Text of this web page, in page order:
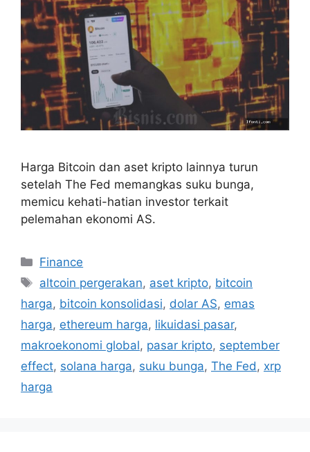
Harga Bitcoin dan aset kripto lainnya turun
setelah The Fed memangkas suku bunga,
memicu kehati-hatian investor terkait
pelemahan ekonomi AS.
Categories
Finance
Tags
altcoin pergerakan, aset kripto, bitcoin
harga, bitcoin konsolidasi, dolar AS, emas
harga, ethereum harga, likuidasi pasar,
makroekonomi global, pasar kripto, september
effect, solana harga, suku bunga, The Fed, xrp
harga